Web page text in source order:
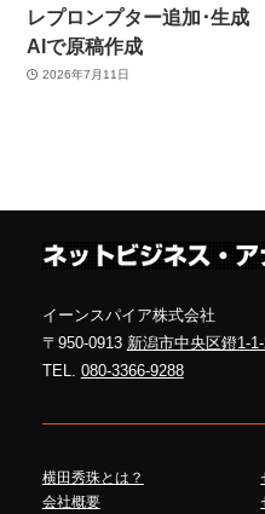
レプロンプター追加･生成
AIで原稿作成
2026年7月11日
イーンスパイア株式会社
〒950-0913 新潟市中央区鐙1-
TEL. 080-3366-9288
横田秀珠とは？
会社概要